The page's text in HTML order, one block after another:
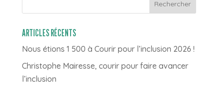
ARTICLES RÉCENTS
Nous étions 1 500 à Courir pour l’inclusion 2026 !
Christophe Mairesse, courir pour faire avancer
l’inclusion